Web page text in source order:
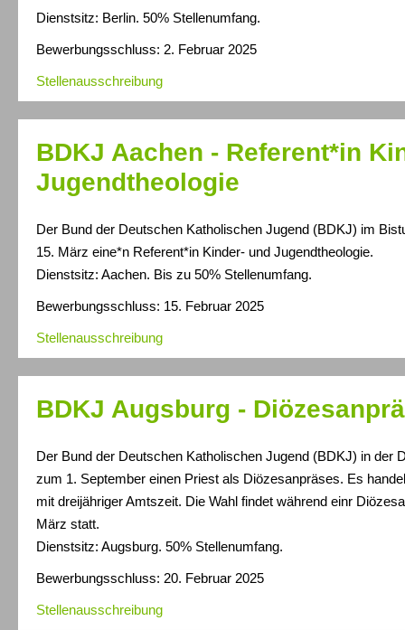
Dienstsitz: Berlin. 50% Stellenumfang.
Bewerbungsschluss: 2. Februar 2025
Stellenausschreibung
BDKJ Aachen - Referent*in
Jugendtheologie
Der Bund der Deutschen Katholischen Jugend (BDKJ) im
15. März eine*n Referent*in Kinder- und Jugendtheologie.
Dienstsitz: Aachen. Bis zu 50% Stellenumfang.
Bewerbungsschluss: 15. Februar 2025
Stellenausschreibung
BDKJ Augsburg -
Der Bund der Deutschen Katholischen Jugend (BDKJ) in der
zum 1. September einen Priest als Diözesanpräses. Es
mit dreijähriger Amtszeit. Die Wahl findet während einr
März statt.
Dienstsitz: Augsburg. 50% Stellenumfang.
Bewerbungsschluss: 20. Februar 2025
Stellenausschreibung